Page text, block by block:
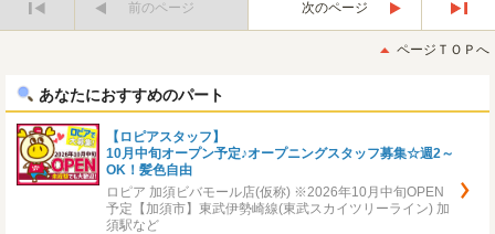
前のページ
次のページ
後
ページＴＯＰへ
あなたにおすすめのパート
【ロピアスタッフ】
10月中旬オープン予定♪オープニングスタッフ募集☆週2～
OK！髪色自由
ロピア 加須ビバモール店(仮称) ※2026年10月中旬OPEN
予定【加須市】東武伊勢崎線(東武スカイツリーライン) 加
須駅など